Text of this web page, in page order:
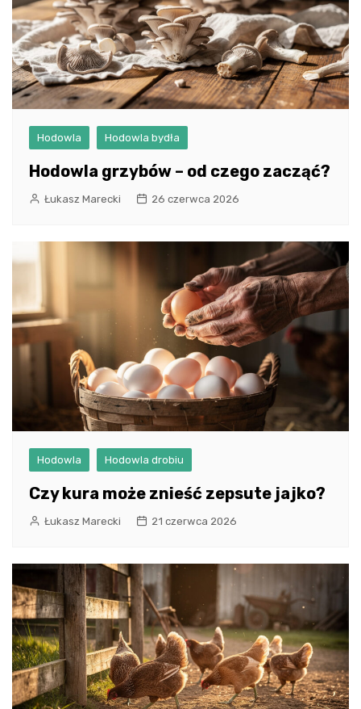
Hodowla Hodowla bydła
Hodowla grzybów – od czego zacząć?
Łukasz Marecki 26 czerwca 2026
Hodowla Hodowla drobiu
Czy kura może znieść zepsute jajko?
Łukasz Marecki 21 czerwca 2026